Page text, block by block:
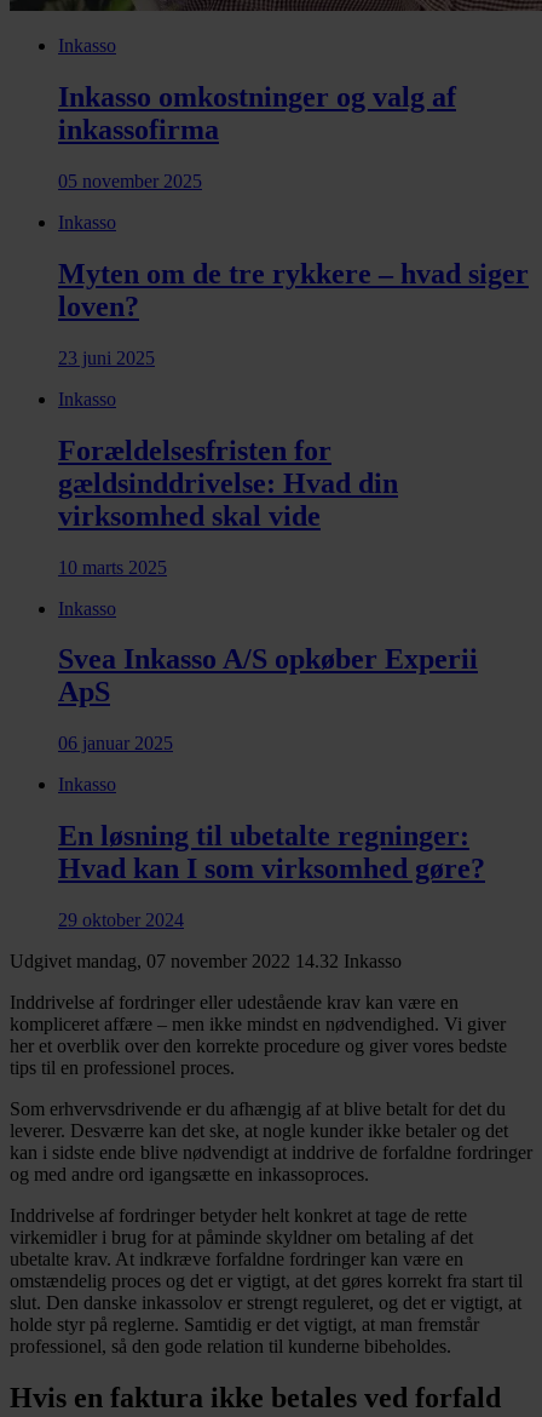
Inkasso
Inkasso omkostninger og valg af
inkassofirma
05 november 2025
Inkasso
Myten om de tre rykkere – hvad siger
loven?
23 juni 2025
Inkasso
Forældelsesfristen for
gældsinddrivelse: Hvad din
virksomhed skal vide
10 marts 2025
Inkasso
Svea Inkasso A/S opkøber Experii
ApS
06 januar 2025
Inkasso
En løsning til ubetalte regninger:
Hvad kan I som virksomhed gøre?
29 oktober 2024
Udgivet mandag, 07 november 2022 14.32 Inkasso
Inddrivelse af fordringer eller udestående krav kan være en
kompliceret affære – men ikke mindst en nødvendighed. Vi giver
her et overblik over den korrekte procedure og giver vores bedste
tips til en professionel proces.
Som erhvervsdrivende er du afhængig af at blive betalt for det du
leverer. Desværre kan det ske, at nogle kunder ikke betaler og det
kan i sidste ende blive nødvendigt at inddrive de forfaldne fordringer
og med andre ord igangsætte en inkassoproces.
Inddrivelse af fordringer betyder helt konkret at tage de rette
virkemidler i brug for at påminde skyldner om betaling af det
ubetalte krav. At indkræve forfaldne fordringer kan være en
omstændelig proces og det er vigtigt, at det gøres korrekt fra start til
slut. Den danske inkassolov er strengt reguleret, og det er vigtigt, at
holde styr på reglerne. Samtidig er det vigtigt, at man fremstår
professionel, så den gode relation til kunderne bibeholdes.
Hvis en faktura ikke betales ved forfald